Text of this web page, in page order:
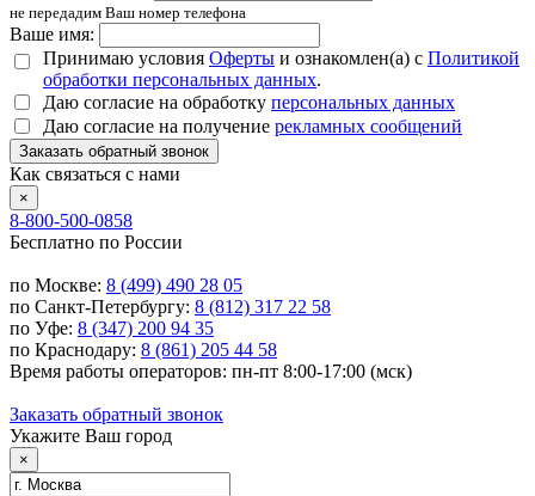
не передадим Ваш номер телефона
Ваше имя:
Принимаю условия Оферты и ознакомлен(а) с Политикой
обработки персональных данных.
Даю согласие на обработку персональных данных
Даю согласие на получение рекламных сообщений
Заказать обратный звонок
Как связаться с нами
×
8-800-500-0858
Бесплатно по России
по Москве: 8 (499) 490 28 05
по Санкт-Петербургу: 8 (812) 317 22 58
по Уфе: 8 (347) 200 94 35
по Краснодару: 8 (861) 205 44 58
Время работы операторов: пн-пт 8:00-17:00 (мск)
Заказать обратный звонок
Укажите Ваш город
×